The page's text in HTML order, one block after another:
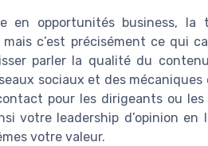
en opportunités business,
c’est précisément ce qui
parler la qualité du
sociaux et des mécaniques
pour les dirigeants ou
votre leadership d’opinion
votre valeur.